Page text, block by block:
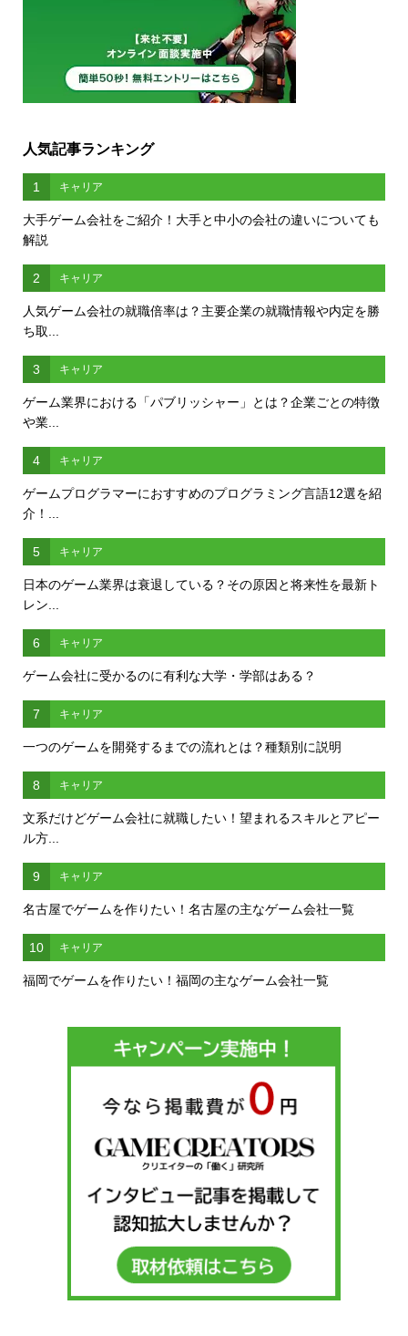
人気記事ランキング
1 キャリア
大手ゲーム会社をご紹介！大手と中小の会社の違いについても
解説
2 キャリア
人気ゲーム会社の就職倍率は？主要企業の就職情報や内定を勝
ち取...
3 キャリア
ゲーム業界における「パブリッシャー」とは？企業ごとの特徴
や業...
4 キャリア
ゲームプログラマーにおすすめのプログラミング言語12選を紹
介！...
5 キャリア
日本のゲーム業界は衰退している？その原因と将来性を最新ト
レン...
6 キャリア
ゲーム会社に受かるのに有利な大学・学部はある？
7 キャリア
一つのゲームを開発するまでの流れとは？種類別に説明
8 キャリア
文系だけどゲーム会社に就職したい！望まれるスキルとアピー
ル方...
9 キャリア
名古屋でゲームを作りたい！名古屋の主なゲーム会社一覧
10 キャリア
福岡でゲームを作りたい！福岡の主なゲーム会社一覧